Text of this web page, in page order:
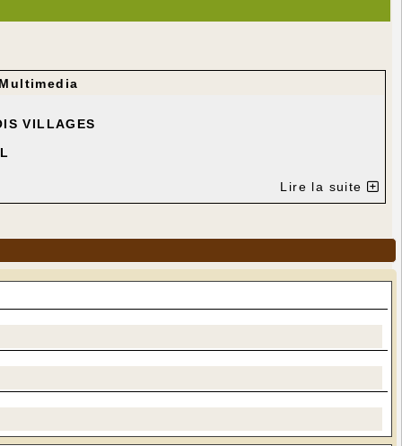
Multimedia
VILLAGES
maison
du Quercy compris
Lire la suite